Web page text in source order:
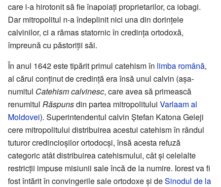
care i-a hirotonit să fie înapoiați proprietarilor, ca iobagi.
Dar mitropolitul n-a îndeplinit nici una din dorințele
calvinilor, ci a rămas statornic în credința ortodoxă,
împreună cu păstoriții săi.
În anul 1642 este tipărit primul catehism în limba română,
al cărui conținut de credință era însă unul calvin (așa-
numitul Catehism calvinesc, care avea să primească
renumitul Răspunsdin partea mitropolitului Varlaam al
Moldovei). Superintendentul calvin Ștefan Katona Geleji
cere mitropolitului distribuirea acestui catehism în rândul
tuturor credincioșilor ortodocși, însă acesta refuză
categoric atât distribuirea catehismului, cât și celelalte
restricții impuse misiunii sale încă de la numire. Iorest va fi
fost întărit în convingerile sale ortodoxe și deSinodul de la